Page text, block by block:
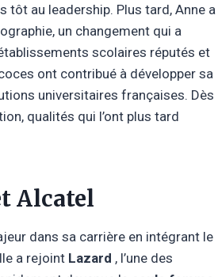
tôt au leadership. Plus tard, Anne a
un changement qui a
scolaires réputés et
ont contribué à développer sa
universitaires françaises. Dès
qualités qui l’ont plus tard
Alcatel
dans sa carrière en intégrant le
a rejoint Lazard , l’une des